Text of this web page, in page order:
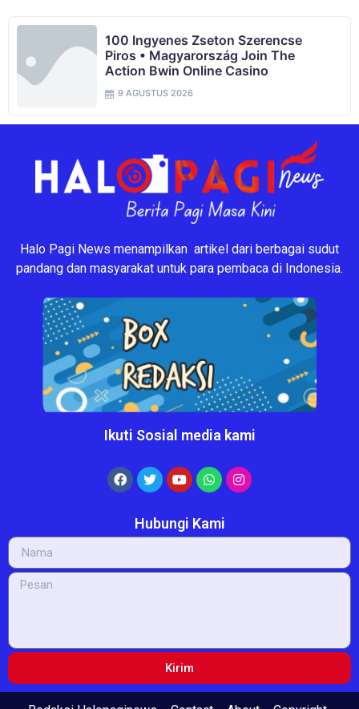
100 Ingyenes Zseton Szerencse
Piros • Magyarország Join The
Action Bwin Online Casino
9 AGUSTUS 2026
Halo Pagi News menampilkan artikel dari berbagai sudut
pandang dan masyarakat untuk para pembaca di Indonesia.
Ikuti Sosial media kami
Hubungi Kami
Kirim